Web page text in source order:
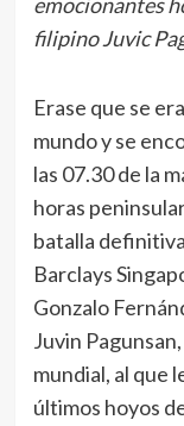
filipino Juvic
Erase que se
mundo y se
las 07.30 de la
horas
batalla
Barclays
Gonzalo
Juvin
mundial, al que
últimos hoyos